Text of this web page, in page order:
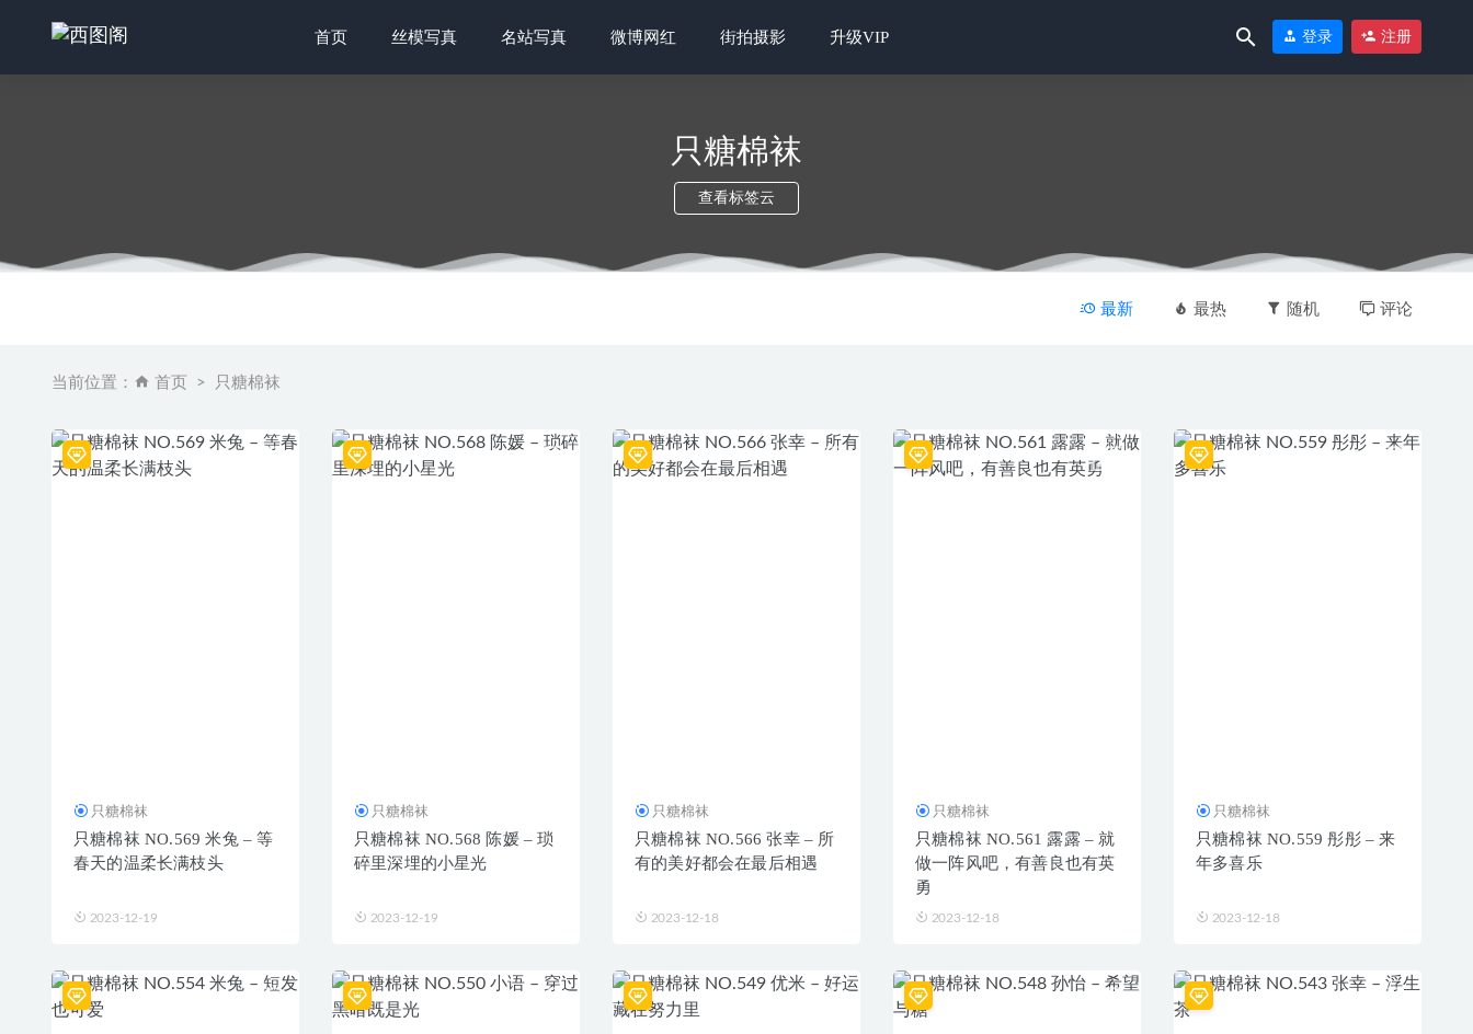
首页 丝模写真 名站写真 微博网红 街拍摄影 升级VIP 登录 注册
只糖棉袜
查看标签云
最新 最热 随机 评论
当前位置： 首页 只糖棉袜
只糖棉袜
只糖棉袜 NO.569 米兔 – 等
春天的温柔长满枝头
2023-12-19
只糖棉袜
只糖棉袜 NO.568 陈媛 – 琐
碎里深埋的小星光
2023-12-19
只糖棉袜
只糖棉袜 NO.566 张幸 – 所
有的美好都会在最后相遇
2023-12-18
只糖棉袜
只糖棉袜 NO.561 露露 – 就
做一阵风吧，有善良也有英
勇
2023-12-18
只糖棉袜
只糖棉袜 NO.559 彤彤 – 来
年多喜乐
2023-12-18
物恋传媒 NO.1094 心心-小黑白 [144P] 2024-02-18